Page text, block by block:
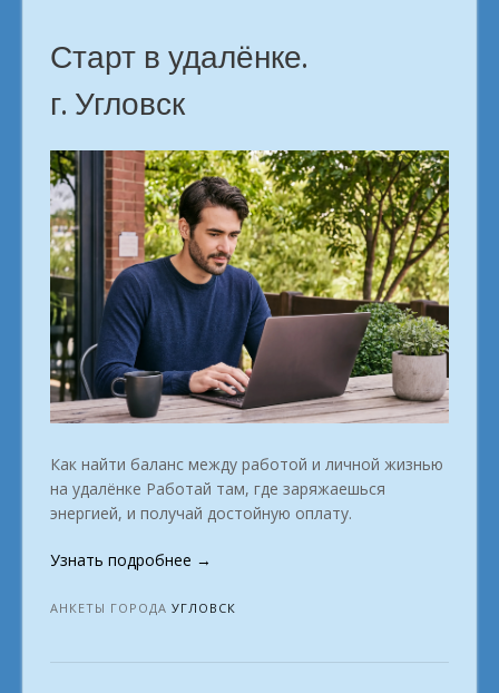
Старт в удалёнке.
г. Угловск
Как найти баланс между работой и личной жизнью
на удалёнке Работай там, где заряжаешься
энергией, и получай достойную оплату.
Узнать подробнее «Удалёнка
дома
рисков
→
АНКЕТЫ ГОРОДА УГЛОВСК